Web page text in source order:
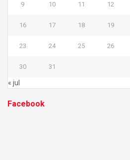
9 10 11 12
16 17 18 19
23 24 25 26
30 31
« jul
Facebook